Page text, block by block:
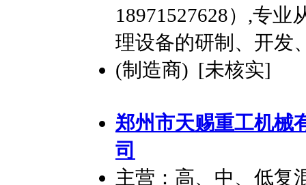
18971527628）,专
理设备的研制、开发
(制造商) [未核实]
郑州市天赐重工机械
司
主营：高、中、低复